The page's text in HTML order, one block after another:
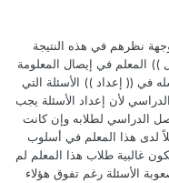
نظرهم في هذه النتيجة
)) المعلم في إيصال المعلومة
في (( إعداد )) الأسئلة التي
لأن إعداد الأسئلة يجب
الدراسي لطلابه وإن كانت
لدى هذا المعلم في أسلوب
غالبية طلاب هذا المعلم لم
الأسئلة رغم تفوق هؤلاء